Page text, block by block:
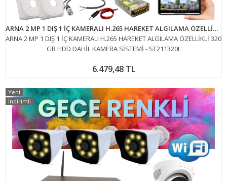
ARNA 2 MP 1 DIŞ 1 İÇ KAMERALI H.265 HAREKET ALGILAMA ÖZELLİKLİ 320 GB HDD DAHİL KAMERA SİSTEMİ - ST211320L
ARNA 2 MP 1 DIŞ 1 İÇ KAMERALI H.265 HAREKET ALGILAMA ÖZELLİKLİ 320
GB HDD DAHİL KAMERA SİSTEMİ - ST211320L
6.479,48 TL
Yeni
İndirimli